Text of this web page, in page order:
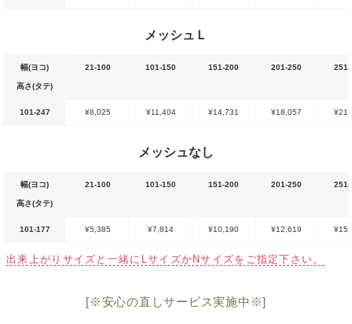
メッシュＬ
幅(ヨコ)
高さ(タテ)
21-100 101-150 151-200 201-250 251-
101-247 ¥8,025 ¥11,404 ¥14,731 ¥18,057
メッシュなし
幅(ヨコ)
高さ(タテ)
21-100 101-150 151-200 201-250 251-
101-177 ¥5,385 ¥7,814 ¥10,190 ¥12,619
出来上がりサイズと一緒にLサイズかNサイズをご指定下さい。
[※安心の直しサービス実施中※]